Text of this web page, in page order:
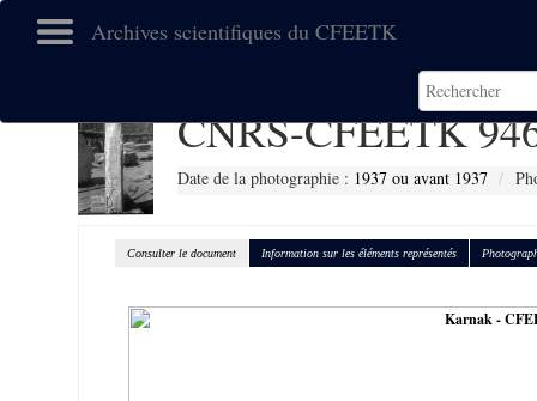
Archives scientifiques du CFEETK
CNRS-CFEETK
Date de la photographie : 1937 ou avant 1937
Consulter le document Information sur les éléments représentés